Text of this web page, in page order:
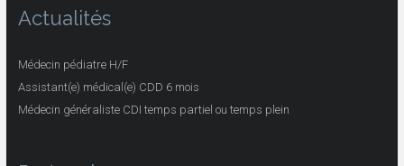
Actualités
Médecin pédiatre H/F
Assistant(e) médical(e) CDD 6 mois
Médecin généraliste CDI temps partiel ou temps plein